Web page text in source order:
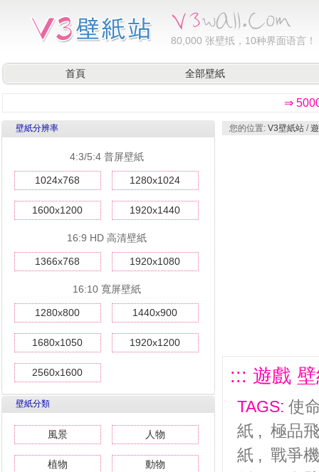
80,000 张壁纸，10种界面语言！
首頁 全部壁紙
⇒
壁紙分辨率
4:3/5:4 普屏壁紙
1024x768 1280x1024
1600x1200 1920x1440
16:9 HD 高清壁紙
1366x768 1920x1080
16:10 寬屏壁紙
1280x800 1440x900
1680x1050 1920x1200
2560x1600
壁紙分類
風景 人物
植物 動物
您的位置: V3壁紙站 /
::: 遊戲
TAGS: 使
紙 , 極品
紙 , 戰爭